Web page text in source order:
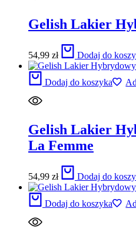
Gelish Lakier
54,99 zł Dodaj do
Dodaj do koszyka
Gelish Lakier
La Femme
54,99 zł Dodaj do
Dodaj do koszyka